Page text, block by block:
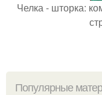
Челка - шторка:
Популярные